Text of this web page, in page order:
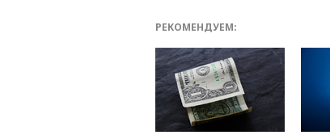
РЕКОМЕНДУЕМ: